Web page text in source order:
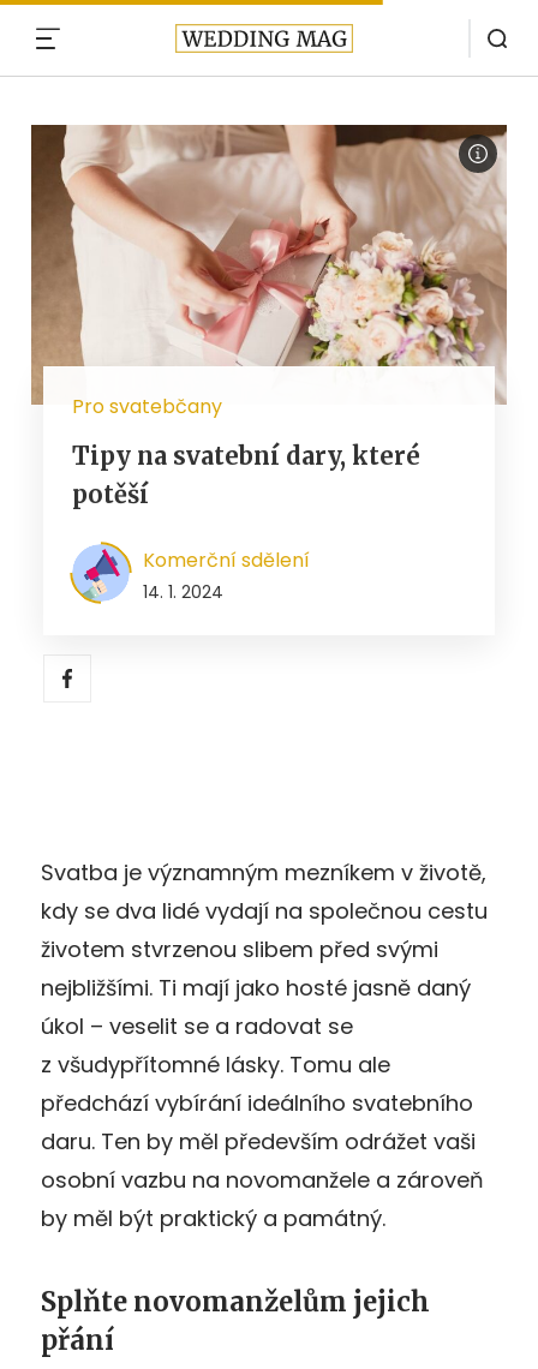
Pro svatebčany
Tipy na svatební dary, které
potěší
Komerční sdělení
14. 1. 2024
Svatba je významným mezníkem v životě,
kdy se dva lidé vydají na společnou cestu
životem stvrzenou slibem před svými
nejbližšími. Ti mají jako hosté jasně daný
úkol – veselit se a radovat se
z všudypřítomné lásky. Tomu ale
předchází vybírání ideálního svatebního
daru. Ten by měl především odrážet vaši
osobní vazbu na novomanžele a zároveň
by měl být praktický a památný.
Splňte novomanželům jejich
přání